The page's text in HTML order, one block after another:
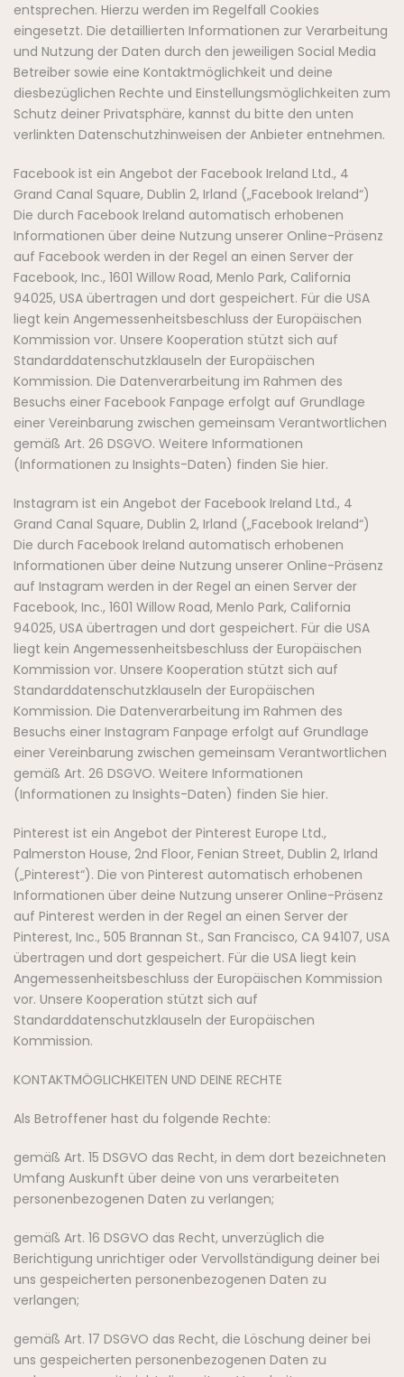
entsprechen. Hierzu werden im Regelfall Cookies
eingesetzt. Die detaillierten Informationen zur Verarbeitung
und Nutzung der Daten durch den jeweiligen Social Media
Betreiber sowie eine Kontaktmöglichkeit und deine
diesbezüglichen Rechte und Einstellungsmöglichkeiten zum
Schutz deiner Privatsphäre, kannst du bitte den unten
verlinkten Datenschutzhinweisen der Anbieter entnehmen.
Facebook ist ein Angebot der Facebook Ireland Ltd., 4
Grand Canal Square, Dublin 2, Irland („Facebook Ireland“)
Die durch Facebook Ireland automatisch erhobenen
Informationen über deine Nutzung unserer Online-Präsenz
auf Facebook werden in der Regel an einen Server der
Facebook, Inc., 1601 Willow Road, Menlo Park, California
94025, USA übertragen und dort gespeichert. Für die USA
liegt kein Angemessenheitsbeschluss der Europäischen
Kommission vor. Unsere Kooperation stützt sich auf
Standarddatenschutzklauseln der Europäischen
Kommission. Die Datenverarbeitung im Rahmen des
Besuchs einer Facebook Fanpage erfolgt auf Grundlage
einer Vereinbarung zwischen gemeinsam Verantwortlichen
gemäß Art. 26 DSGVO. Weitere Informationen
(Informationen zu Insights-Daten) finden Sie hier.
Instagram ist ein Angebot der Facebook Ireland Ltd., 4
Grand Canal Square, Dublin 2, Irland („Facebook Ireland“)
Die durch Facebook Ireland automatisch erhobenen
Informationen über deine Nutzung unserer Online-Präsenz
auf Instagram werden in der Regel an einen Server der
Facebook, Inc., 1601 Willow Road, Menlo Park, California
94025, USA übertragen und dort gespeichert. Für die USA
liegt kein Angemessenheitsbeschluss der Europäischen
Kommission vor. Unsere Kooperation stützt sich auf
Standarddatenschutzklauseln der Europäischen
Kommission. Die Datenverarbeitung im Rahmen des
Besuchs einer Instagram Fanpage erfolgt auf Grundlage
einer Vereinbarung zwischen gemeinsam Verantwortlichen
gemäß Art. 26 DSGVO. Weitere Informationen
(Informationen zu Insights-Daten) finden Sie hier.
Pinterest ist ein Angebot der Pinterest Europe Ltd.,
Palmerston House, 2nd Floor, Fenian Street, Dublin 2, Irland
(„Pinterest“). Die von Pinterest automatisch erhobenen
Informationen über deine Nutzung unserer Online-Präsenz
auf Pinterest werden in der Regel an einen Server der
Pinterest, Inc., 505 Brannan St., San Francisco, CA 94107, USA
übertragen und dort gespeichert. Für die USA liegt kein
Angemessenheitsbeschluss der Europäischen Kommission
vor. Unsere Kooperation stützt sich auf
Standarddatenschutzklauseln der Europäischen
Kommission.
KONTAKTMÖGLICHKEITEN UND DEINE RECHTE
Als Betroffener hast du folgende Rechte:
gemäß Art. 15 DSGVO das Recht, in dem dort bezeichneten
Umfang Auskunft über deine von uns verarbeiteten
personenbezogenen Daten zu verlangen;
gemäß Art. 16 DSGVO das Recht, unverzüglich die
Berichtigung unrichtiger oder Vervollständigung deiner bei
uns gespeicherten personenbezogenen Daten zu
verlangen;
gemäß Art. 17 DSGVO das Recht, die Löschung deiner bei
uns gespeicherten personenbezogenen Daten zu